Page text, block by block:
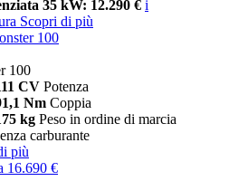
35 kW: 12.290 € i
Scopri di più
100
100
CV Potenza
Nm Coppia
kg Peso in ordine di marcia
carburante
più
16.690 €